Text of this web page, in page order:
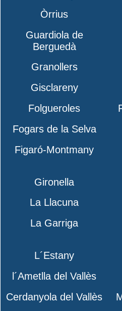
Òrrius
Guardiola de
Berguedà
Granollers
Gisclareny
Folgueroles
Fogars de la Selva
Figaró-Montmany
Gironella
La Llacuna
La Garriga
L´Estany
l´Ametlla del Vallès
Cerdanyola del Vallès